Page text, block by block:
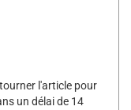
l'article pour
un délai de 14